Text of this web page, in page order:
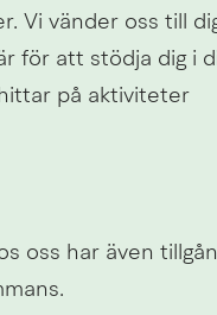
Vi vänder oss till
för att stödja dig i
på aktiviteter
oss har även